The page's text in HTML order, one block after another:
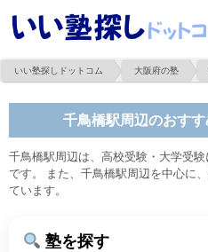
いい塾探しドットコム 大阪府の塾
千鳥橋駅周辺のおすす
千鳥橋駅周辺は、高校受験・大学受
です。 また、千鳥橋駅周辺を中心に
ています。
塾を探す